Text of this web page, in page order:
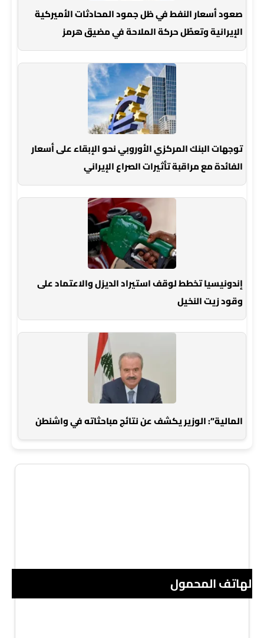
صعود أسعار النفط في ظل جمود المحادثات الأميركية
الإيرانية وتعطّل حركة الملاحة في مضيق هرمز
توجهات البنك المركزي الأوروبي نحو الإبقاء على أسعار
الفائدة مع مراقبة تأثيرات الصراع الإيراني
إندونيسيا تخطط لوقف استيراد الديزل والاعتماد على
وقود زيت النخيل
المالية”: الوزير يكشف عن نتائج مباحثاته في واشنطن
الهاتف المحمول